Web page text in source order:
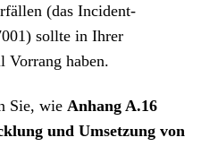
(das Incident-
sollte in Ihrer
Vorrang haben.
Sie, wie Anhang A.16
und Umsetzung von